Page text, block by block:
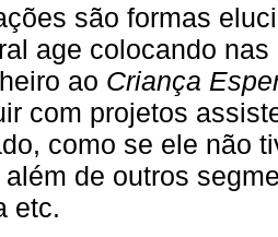
são formas
age colocando
ao Criança
com projetos
como se ele não
de outros
etc.